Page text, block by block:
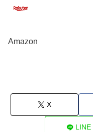
Amazon
X
LINE